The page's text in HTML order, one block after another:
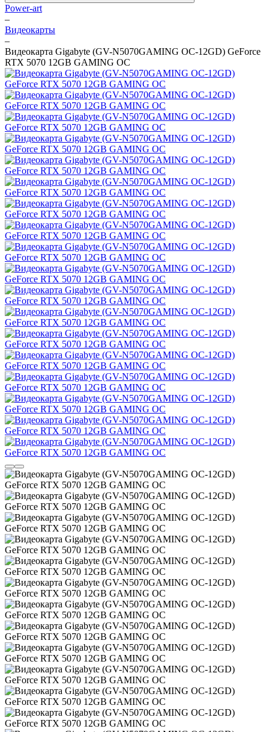
Power-art
–
Видеокарты
–
Видеокарта Gigabyte (GV-N5070GAMING OC-12GD) GeForce
RTX 5070 12GB GAMING OC